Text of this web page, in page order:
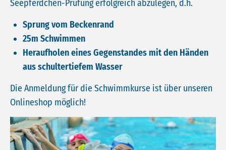
Seepferdchen-Prüfung erfolgreich abzulegen, d.h.
Sprung vom Beckenrand
25m Schwimmen
Heraufholen eines Gegenstandes mit den Händen
aus schultertiefem Wasser
Die Anmeldung für die Schwimmkurse ist über unseren
Onlineshop möglich!